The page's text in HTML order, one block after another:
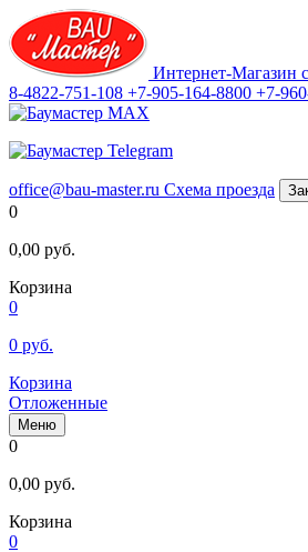
Интернет-Магазин
8-4822-751-108 +7-905-164-8800 +7-
office@bau-master.ru Схема проезда
0
0,00 руб.
Корзина
0
0 руб.
Корзина
Отложенные
Меню
0
0,00 руб.
Корзина
0